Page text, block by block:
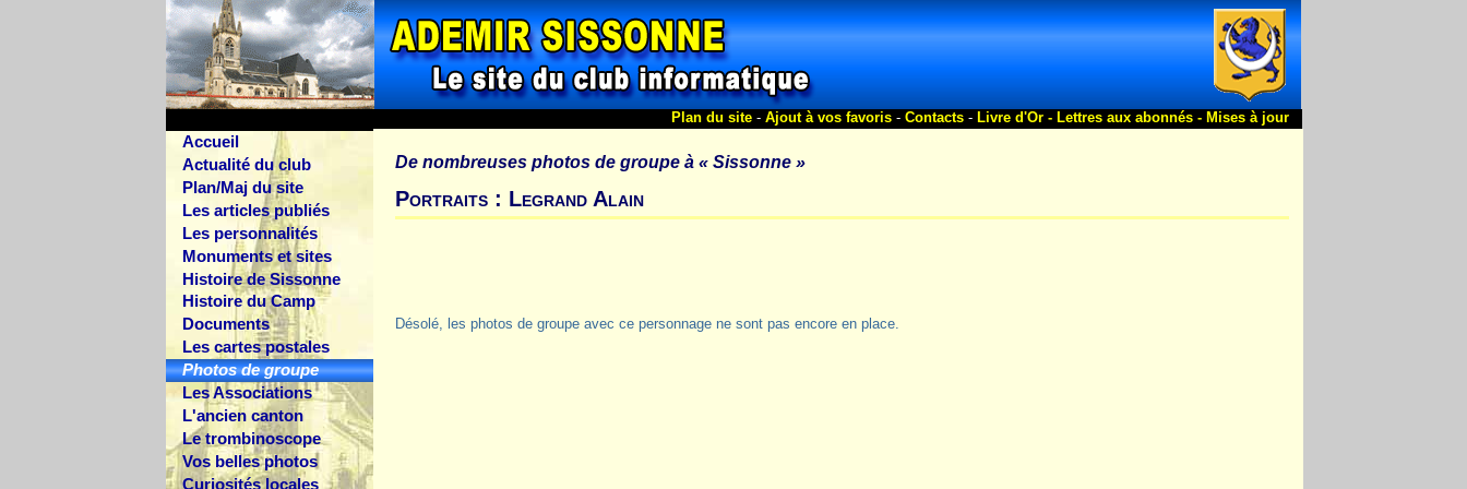
Accueil
Actualité du club
Plan/Maj du site
Les articles publiés
Les personnalités
Monuments et sites
Histoire de Sissonne
Histoire du Camp
Documents
Les cartes postales
Photos de groupe
Les Associations
L'ancien canton
Le trombinoscope
Vos belles photos
Curiosités locales
Plan du site- Ajout à vos favoris- Contacts- Livre d'Or - Lettres aux abonnés - Mises à jour
De nombreuses photos de groupe à « Sissonne »
Portraits : Legrand Alain
Désolé, les photos de groupe avec ce personnage ne sont pas encore en place.